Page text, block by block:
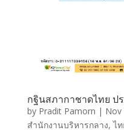
กฐินสภากาชาดไทย ป
by Pradit Pamorn | Nov
สำนักงานบริหารกลาง,ไ